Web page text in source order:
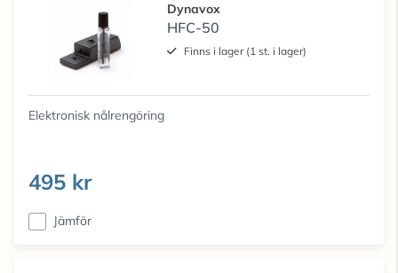
Dynavox
HFC-50
Finns i lager (1 st. i lager)
Elektronisk nålrengöring
495 kr
Jämför